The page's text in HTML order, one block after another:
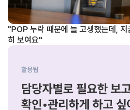
"POP 누락 때문에 늘 고생했는데,
히 보여요"